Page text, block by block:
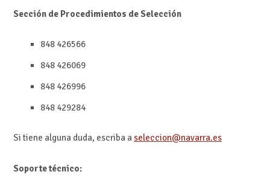
Sección de Procedimientos de Selección
848 426566
848 426069
848 426996
848 429284
Si tiene alguna duda, escriba a seleccion@navarra.es
Soporte técnico: